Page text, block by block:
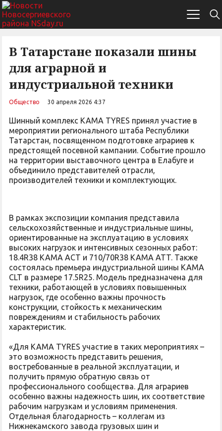
В Татарстане показали шины
для аграрной и
индустриальной техники
Общество 30 апреля 2026 4:37
Шинный комплекс KAMA TYRES принял участие в
мероприятии регионального штаба Республики
Татарстан, посвященном подготовке аграриев к
предстоящей посевной кампании. Событие прошло
на территории выставочного центра в Елабуге и
объединило представителей отрасли,
производителей техники и комплектующих.
В рамках экспозиции компания представила
сельскохозяйственные и индустриальные шины,
ориентированные на эксплуатацию в условиях
высоких нагрузок и интенсивных сезонных работ:
18.4R38 KAMA ACT и 710/70R38 KAMA ATT. Также
состоялась премьера индустриальной шины KAMA
CLT в размере 17.5R25. Модель предназначена для
техники, работающей в условиях повышенных
нагрузок, где особенно важны прочность
конструкции, стойкость к механическим
повреждениям и стабильность рабочих
характеристик.
«Для KAMA TYRES участие в таких мероприятиях –
это возможность представить решения,
востребованные в реальной эксплуатации, и
получить прямую обратную связь от
профессионального сообщества. Для аграриев
особенно важны надежность шин, их соответствие
рабочим нагрузкам и условиям применения.
Отдельная благодарность – коллегам из
Нижнекамского завода грузовых шин и